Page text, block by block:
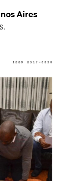
Aires